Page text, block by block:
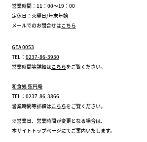
営業時間：11：00～19：00
定休日：火曜日/年末年始
メールでのお問合せはこちら
GEA 0053
TEL： 0237-86-3930
営業時間等詳細はこちらをご覧ください。
和食処 弦円庵
TEL： 0237-86-3866
営業時間等詳細はこちらをご覧ください。
※営業日、営業時間が変更となる場合は、
本サイトトップページにてご案内いたします。